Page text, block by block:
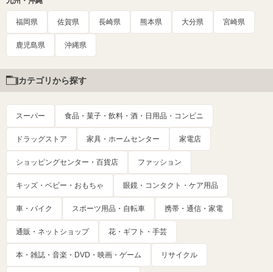
福岡県 佐賀県 長崎県 熊本県 大分県 宮崎県
鹿児島県 沖縄県
カテゴリから探す
スーパー 食品・菓子・飲料・酒・日用品・コンビニ
ドラッグストア 家具・ホームセンター 家電店
ショッピングセンター・百貨店 ファッション
キッズ・ベビー・おもちゃ 眼鏡・コンタクト・ケア用品
車・バイク スポーツ用品・自転車 携帯・通信・家電
通販・ネットショップ 花・ギフト・手芸
本・雑誌・音楽・DVD・映画・ゲーム リサイクル